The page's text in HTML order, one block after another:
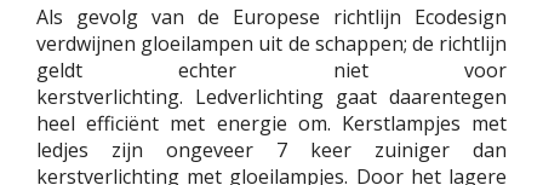
Als gevolg van de Europese richtlijn Ecodesign
verdwijnen gloeilampen uit de schappen; de richtlijn
geldt echter niet voor
kerstverlichting. Ledverlichting gaat daarentegen
heel efficiënt met energie om. Kerstlampjes met
ledjes zijn ongeveer 7 keer zuiniger dan
kerstverlichting met gloeilampjes. Door het lagere